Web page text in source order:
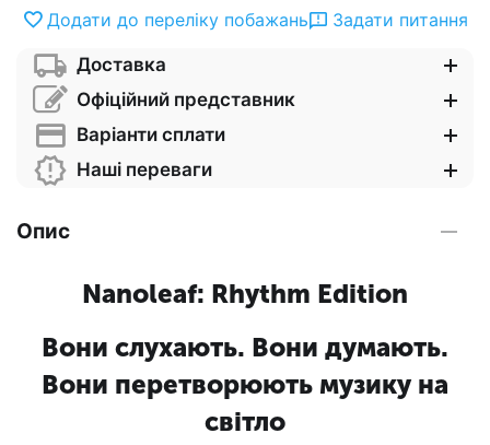
Додати до переліку побажань Задати питання
Доставка
Офіційний представник
Варіанти сплати
Наші переваги
Опис
Nanoleaf: Rhythm Edition
Вони слухають. Вони думають.
Вони перетворюють музику на
світло